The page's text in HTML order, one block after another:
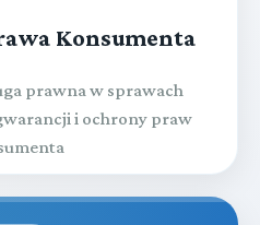
Konsumenta
prawna w sprawach
i ochrony praw